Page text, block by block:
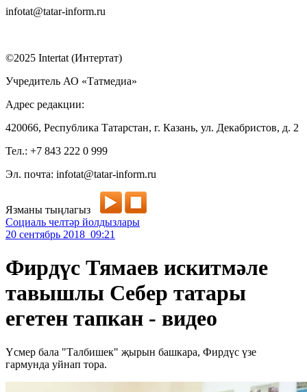
infotat@tatar-inform.ru
©2025 Intertat (Интертат)
Учредитель АО «Татмедиа»
Адрес редакции:
420066, Республика Татарстан, г. Казань, ул. Декабристов, д. 2
Тел.: +7 843 222 0 999
Эл. почта: infotat@tatar-inform.ru
Язманы тыңлагыз
Социаль челтәр йолдызлары
20 сентябрь 2018 09:21
Фирдүс Тямаев искитмәле
тавышлы Себер татары
егетен тапкан - видео
Үсмер бала "Талбишек" җырын башкара, Фирдүс үзе
гармунда уйнап тора.